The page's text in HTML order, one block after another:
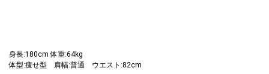
身長:180cm 体重:64kg
体型:痩せ型 肩幅:普通 ウエスト:82cm